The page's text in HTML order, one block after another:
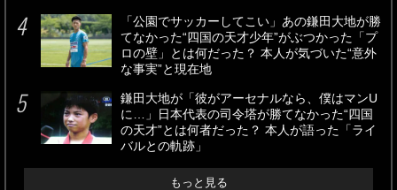
「公園でサッカーしてこい」あの鎌田大地が勝
てなかった“四国の天才少年”がぶつかった「プ
ロの壁」とは何だった？ 本人が気づいた“意外
な事実”と現在地
鎌田大地が「彼がアーセナルなら、僕はマンU
に…」日本代表の司令塔が勝てなかった“四国
の天才”とは何者だった？ 本人が語った「ライ
バルとの軌跡」
もっと見る